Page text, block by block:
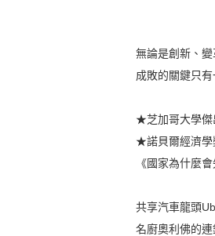
無論是創新、
成敗的關鍵只
★芝加哥大學傑
★諾貝爾經濟學
《國家為什麼
共享汽車龍頭
名廚奧利佛的